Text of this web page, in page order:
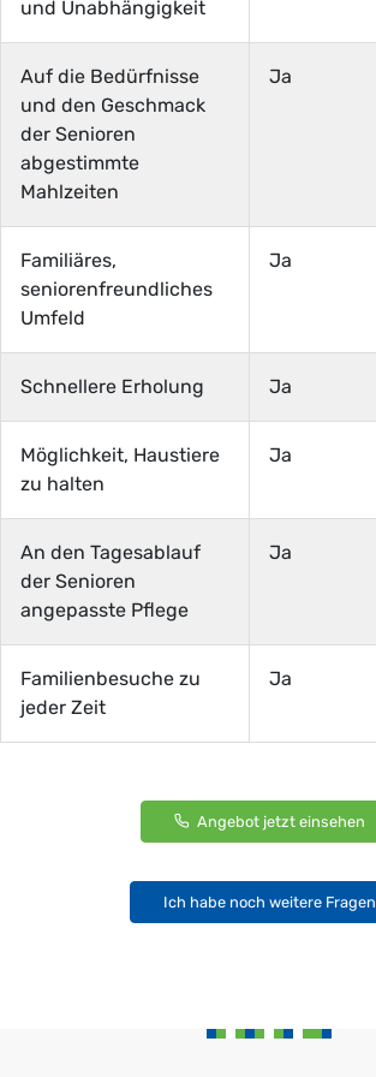
und Unabhängigkeit
Auf die Bedürfnisse
und den Geschmack
der Senioren
abgestimmte
Mahlzeiten
Ja
Familiäres,
seniorenfreundliches
Umfeld
Ja
Schnellere Erholung Ja
Möglichkeit, Haustiere
zu halten
Ja
An den Tagesablauf
der Senioren
angepasste Pflege
Ja
Familienbesuche zu
jeder Zeit
Ja
Angebot jetzt einsehen
Ich habe noch weitere Fragen